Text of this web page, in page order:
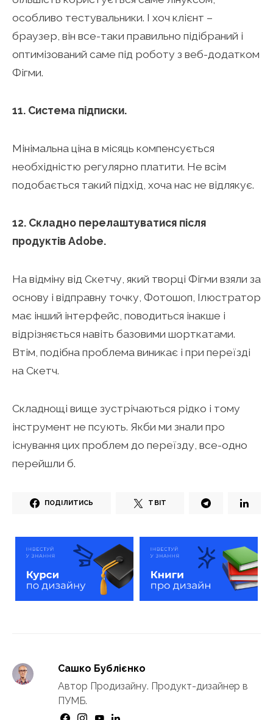
особливо тестувальники. І хоч клієнт –
браузер, він все-таки правильно підібраний і
оптимізований саме під роботу з веб-додатком
Фігми.
11. Система підписки.
Мінімальна ціна в місяць компенсується
необхідністю регулярно платити. Не всім
подобається такий підхід, хоча нас не відлякує.
12. Складно перелаштуватися після
продуктів Adobe.
На відміну від Скетчу, який творці Фігми взяли за
основу і відправну точку, Фотошоп, Ілюстратор
має інший інтерфейс, поводиться інакше і
відрізняється навіть базовими шорткатами.
Втім, подібна проблема виникає і при переїзді
на Скетч.
Складнощі вище зустрічаються рідко і тому
інструмент не псують. Якби ми знали про
існування цих проблем до переїзду, все-одно
перейшли б.
ПОДІЛИТИСЬ ТВІТ
Сашко Бублієнко
Автор Продизайну. Продукт-дизайнер в
ПУМБ.